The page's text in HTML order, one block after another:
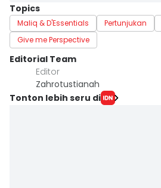
Topics
Maliq & D'Essentials Pertunjukan
Give me Perspective
Editorial Team
Editor
Zahrotustianah
Tonton lebih seru di